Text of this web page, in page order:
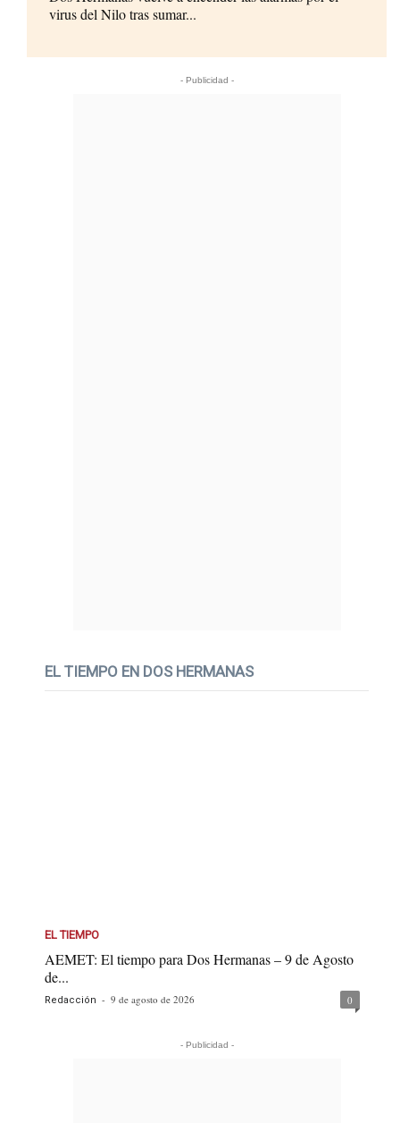
virus del Nilo tras sumar...
- Publicidad -
EL TIEMPO EN DOS HERMANAS
EL TIEMPO
AEMET: El tiempo para Dos Hermanas – 9 de Agosto
de...
Redacción - 9 de agosto de 2026 0
- Publicidad -